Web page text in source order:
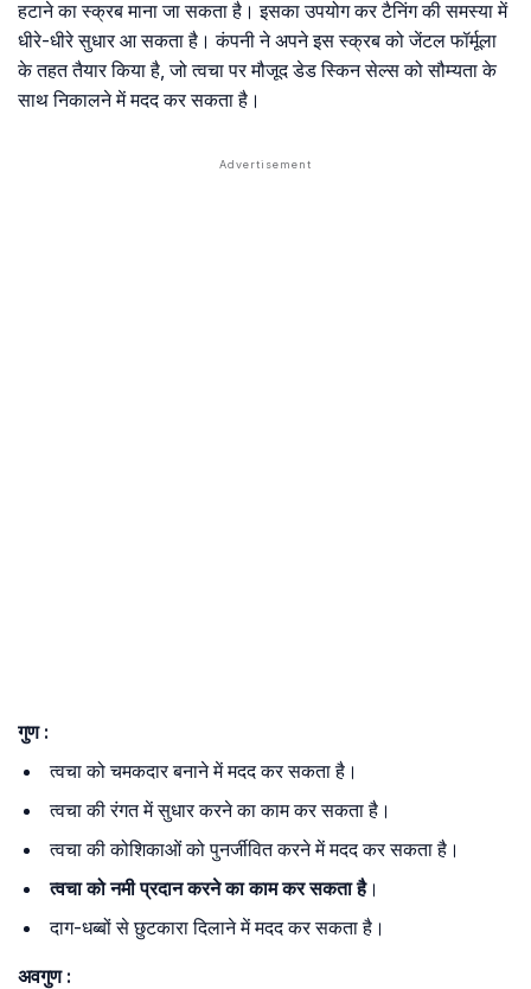
हटाने का स्‍क्रब माना जा सकता है। इसका उपयोग कर टैनिंग की समस्या में
धीरे-धीरे सुधार आ सकता है। कंपनी ने अपने इस स्क्रब को जेंटल फॉर्मूला
के तहत तैयार किया है, जो त्वचा पर मौजूद डेड स्किन सेल्स को सौम्यता के
साथ निकालने में मदद कर सकता है।
गुण :
त्वचा को चमकदार बनाने में मदद कर सकता है।
त्वचा की रंगत में सुधार करने का काम कर सकता है।
त्वचा की कोशिकाओं को पुनर्जीवित करने में मदद कर सकता है।
त्वचा को नमी प्रदान करने का काम कर सकता है।
दाग-धब्बों से छुटकारा दिलाने में मदद कर सकता है।
अवगुण :